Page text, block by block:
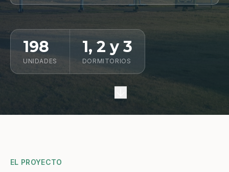
198
UNIDADES
1, 2 y 3
DORMITORIOS
EL PROYECTO